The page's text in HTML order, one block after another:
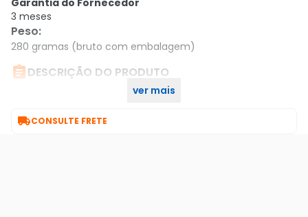
Garantia do Fornecedor
3 meses
Peso:
280 gramas (bruto com embalagem)
DESCRIÇÃO DO PRODUTO
ver mais
CONSULTE FRETE